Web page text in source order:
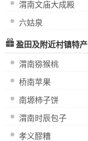
渭南文庙大成殿
六姑泉
盈田及附近村镇特产
渭南猕猴桃
桥南苹果
南塬柿子饼
渭南时辰包子
孝义醪糟